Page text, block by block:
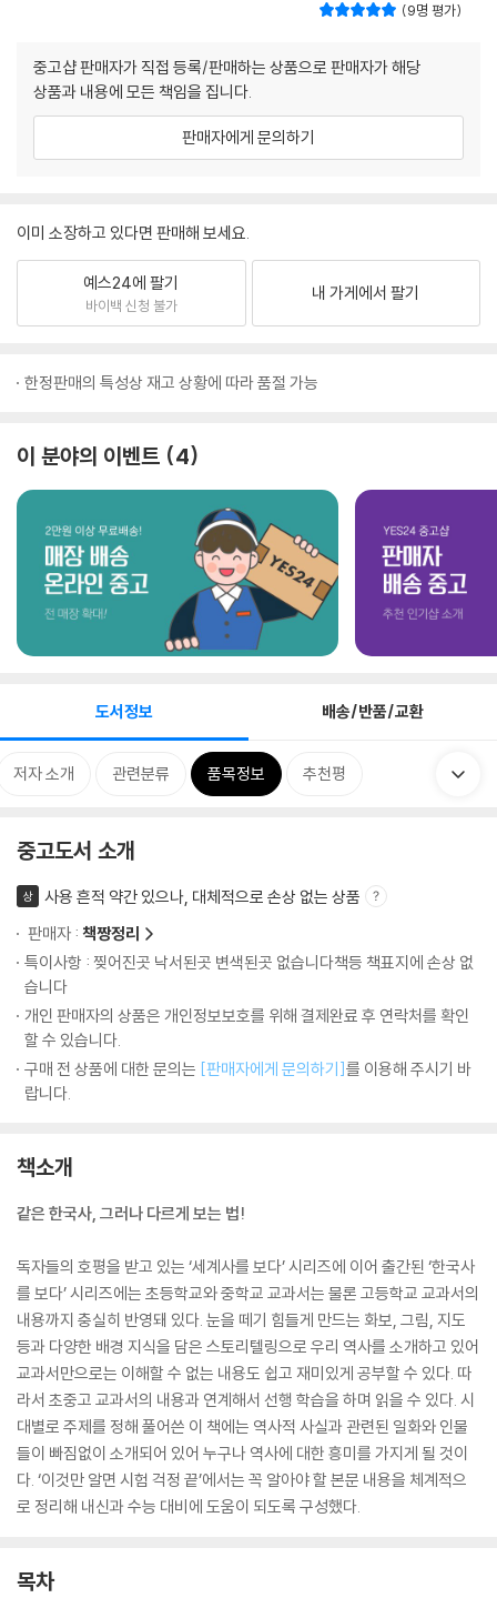
9명 평가
중고샵 판매자가 직접 등록/판매하는 상품으로 판매자가 해당
상품과 내용에 모든 책임을 집니다.
판매자에게 문의하기
이미 소장하고 있다면 판매해 보세요.
예스24에 팔기
바이백 신청 불가
내 가게에서 팔기
한정판매의 특성상 재고 상황에 따라 품절 가능
이 분야의 이벤트 4
도서정보 배송/반품/교환
저자 소개 관련분류 품목정보 추천평
중고도서 소개
상
사용 흔적 약간 있으나, 대체적으로 손상 없는 상품
판매자 : 책짱정리
특이사항 : 찢어진곳 낙서된곳 변색된곳 없습니다책등 책표지에 손상 없
습니다
개인 판매자의 상품은 개인정보보호를 위해 결제완료 후 연락처를 확인
할 수 있습니다.
구매 전 상품에 대한 문의는 [판매자에게 문의하기]를 이용해 주시기 바
랍니다.
책소개
같은 한국사, 그러나 다르게 보는 법!
독자들의 호평을 받고 있는 ‘세계사를 보다’ 시리즈에 이어 출간된 ‘한국사
를 보다’ 시리즈에는 초등학교와 중학교 교과서는 물론 고등학교 교과서의
내용까지 충실히 반영돼 있다. 눈을 떼기 힘들게 만드는 화보, 그림, 지도
등과 다양한 배경 지식을 담은 스토리텔링으로 우리 역사를 소개하고 있어
교과서만으로는 이해할 수 없는 내용도 쉽고 재미있게 공부할 수 있다. 따
라서 초중고 교과서의 내용과 연계해서 선행 학습을 하며 읽을 수 있다. 시
대별로 주제를 정해 풀어쓴 이 책에는 역사적 사실과 관련된 일화와 인물
들이 빠짐없이 소개되어 있어 누구나 역사에 대한 흥미를 가지게 될 것이
다. ‘이것만 알면 시험 걱정 끝’에서는 꼭 알아야 할 본문 내용을 체계적으
로 정리해 내신과 수능 대비에 도움이 되도록 구성했다.
목차